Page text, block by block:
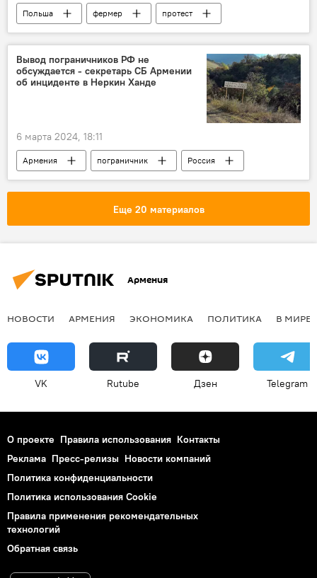
Польша фермер
протест
В мире
Вывод пограничников РФ не
обсуждается - секретарь СБ Армении
об инциденте в Неркин Ханде
6 марта 2024, 18:11
Армения пограничник
Россия
Совбез
секретарь
Политика
Еще 20 материалов
Армения
НОВОСТИ АРМЕНИЯ ЭКОНОМИКА ПОЛИТИКА В МИРЕ
VK Rutube Дзен Telegram
О проекте Правила использования Контакты
Реклама Пресс-релизы Новости компаний
Политика конфиденциальности
Политика использования Cookie
Правила применения рекомендательных
технологий
Обратная связь